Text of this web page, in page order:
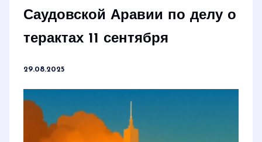
Саудовской Аравии по делу о
терактах 11 сентября
29.08.2025